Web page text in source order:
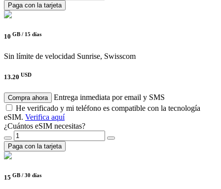
Paga con la tarjeta
10 GB / 15 días
Sin límite de velocidad Sunrise, Swisscom
13.20 USD
Compra ahora
Entrega inmediata por email y SMS
He verificado y mi teléfono es compatible con la tecnología
eSIM. Verifica aquí
¿Cuántos eSIM necesitas?
Paga con la tarjeta
15 GB / 30 días